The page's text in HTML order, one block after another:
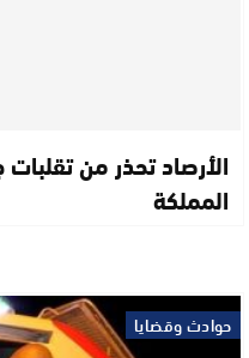
الأرصاد تحذر من
المملكة
حوادث وقضايا